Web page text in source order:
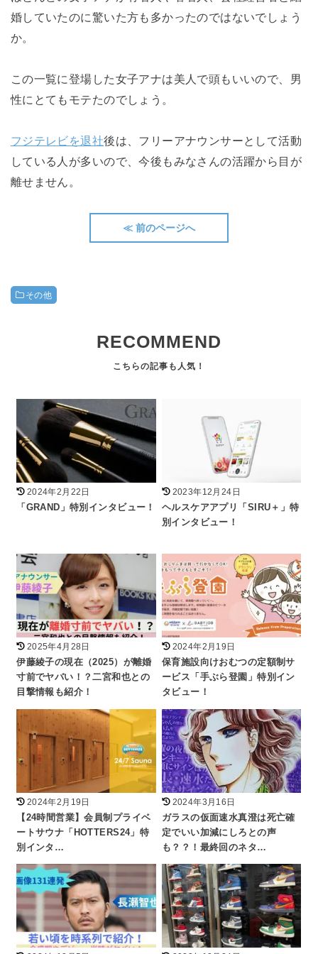
婚していたのに驚いた方も多かったのではないでしょう
か。
この一覧に登場した女子アナは美人で頭もいいので、男
性にとてもモテたのでしょう。
フジテレビを退社後は、フリーアナウンサーとして活動
している人が多いので、今後もみなさんの活躍から目が
離せません。
≪ 前のページへ
その他
RECOMMEND
2024年2月22日
「GRAND」特別インタビュー！
2023年12月24日
ヘルスケアアプリ「SIRU＋」特
別インタビュー！
2025年4月28日
伊藤綾子の現在（2025）が離婚
寸前でヤバい！？二宮和也との
目撃情報も紹介！
2024年2月19日
保育施設向けおむつの定額制サ
ービス「手ぶら登園」特別イン
タビュー！
2024年2月19日
【24時間営業】会員制プライベ
ートサウナ「HOTTERS24」特
別インタ…
2024年3月16日
ガラスの仮面速水真澄は死亡確
定でいい加減にしろとの声
も？？！最終回のネタ…